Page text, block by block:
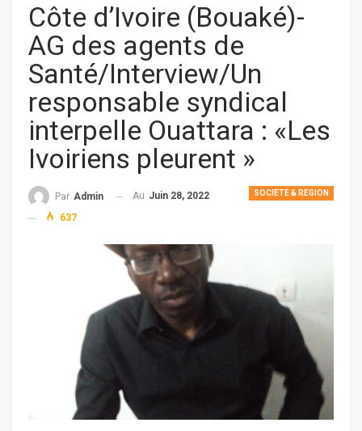
Côte d’Ivoire (Bouaké)-
AG des agents de
Santé/Interview/Un
responsable syndical
interpelle Ouattara : «Les
Ivoiriens pleurent »
SOCIETE & REGION
Par Admin Au Juin 28, 2022
637